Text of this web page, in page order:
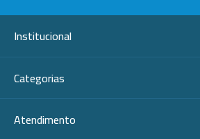
Institucional
Categorias
Atendimento